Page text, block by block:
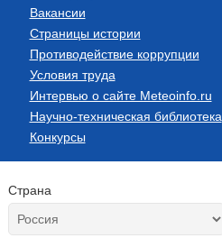
Вакансии
Страницы истории
Противодействие коррупции
Условия труда
Интервью о сайте Meteoinfo.ru
Научно-техническая библиотека
Конкурсы
Страна